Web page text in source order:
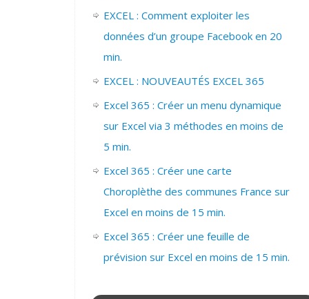
EXCEL : Comment exploiter les
données d’un groupe Facebook en 20
min.
EXCEL : NOUVEAUTÉS EXCEL 365
Excel 365 : Créer un menu dynamique
sur Excel via 3 méthodes en moins de
5 min.
Excel 365 : Créer une carte
Choroplèthe des communes France sur
Excel en moins de 15 min.
Excel 365 : Créer une feuille de
prévision sur Excel en moins de 15 min.